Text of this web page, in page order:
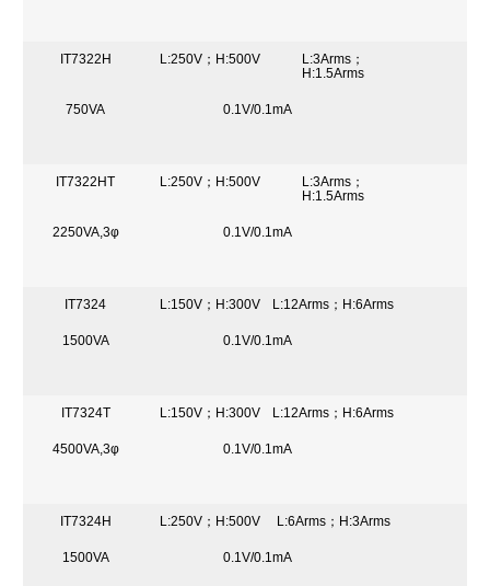
IT7322H L:250V；H:500V
L:3Arms；
H:1.5Arms
750VA 0.1V/0.1mA
IT7322HT L:250V；H:500V
L:3Arms；
H:1.5Arms
2250VA,3φ 0.1V/0.1mA
IT7324 L:150V；H:300V L:12Arms；H:6Arms
1500VA 0.1V/0.1mA
IT7324T L:150V；H:300V L:12Arms；H:6Arms
4500VA,3φ 0.1V/0.1mA
IT7324H L:250V；H:500V L:6Arms；H:3Arms
1500VA 0.1V/0.1mA